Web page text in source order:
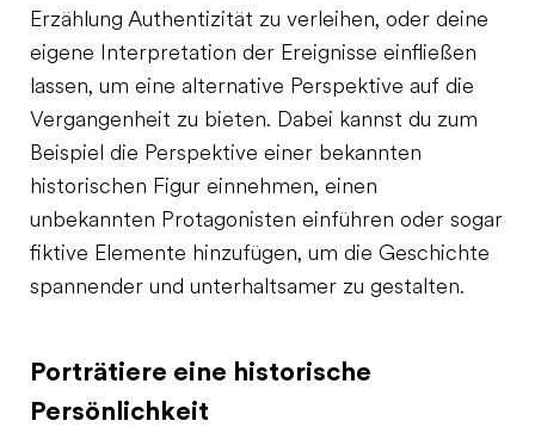
Erzählung Authentizität zu verleihen, oder deine
eigene Interpretation der Ereignisse einfließen
lassen, um eine alternative Perspektive auf die
Vergangenheit zu bieten. Dabei kannst du zum
Beispiel die Perspektive einer bekannten
historischen Figur einnehmen, einen
unbekannten Protagonisten einführen oder sogar
fiktive Elemente hinzufügen, um die Geschichte
spannender und unterhaltsamer zu gestalten.
Porträtiere eine historische
Persönlichkeit